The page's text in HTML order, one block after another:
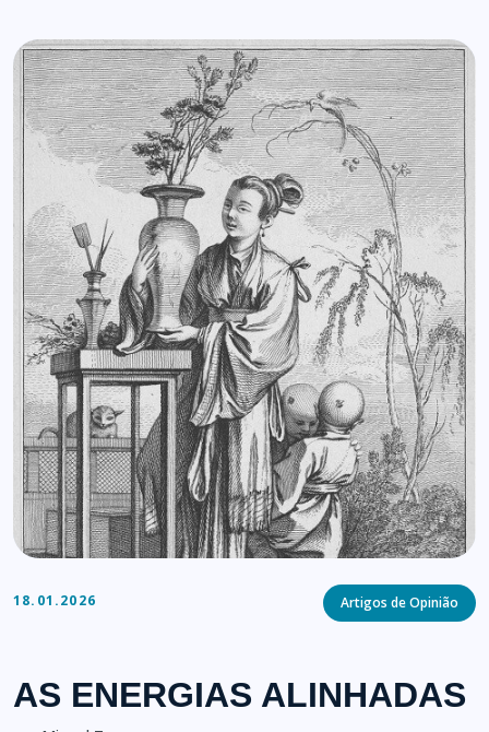
18.01.2026 Categories
Artigos de Opinião
AS ENERGIAS ALINHADAS